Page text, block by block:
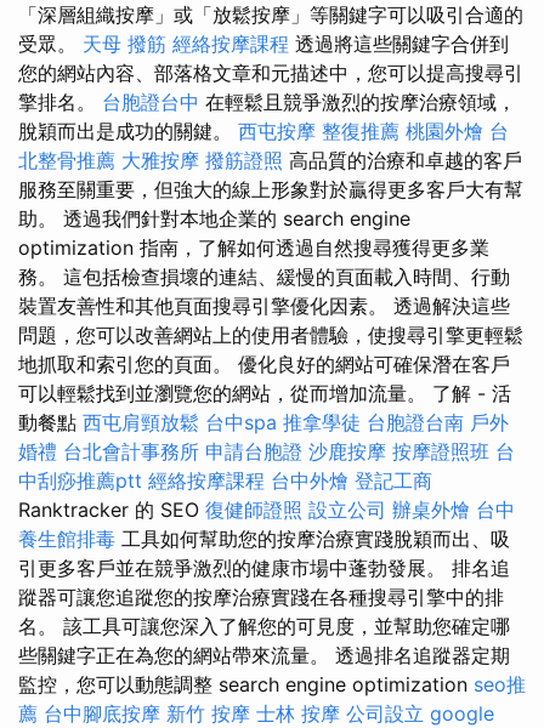
「深層組織按摩」或「放鬆按摩」等關鍵字可以吸引合適的
受眾。 天母 撥筋 經絡按摩課程 透過將這些關鍵字合併到
您的網站內容、部落格文章和元描述中，您可以提高搜尋引
擎排名。 台胞證台中 在輕鬆且競爭激烈的按摩治療領域，
脫穎而出是成功的關鍵。 西屯按摩 整復推薦 桃園外燴 台
北整骨推薦 大雅按摩 撥筋證照 高品質的治療和卓越的客戶
服務至關重要，但強大的線上形象對於贏得更多客戶大有幫
助。 透過我們針對本地企業的 search engine
optimization 指南，了解如何透過自然搜尋獲得更多業
務。 這包括檢查損壞的連結、緩慢的頁面載入時間、行動
裝置友善性和其他頁面搜尋引擎優化因素。 透過解決這些
問題，您可以改善網站上的使用者體驗，使搜尋引擎更輕鬆
地抓取和索引您的頁面。 優化良好的網站可確保潛在客戶
可以輕鬆找到並瀏覽您的網站，從而增加流量。 了解 - 活
動餐點 西屯肩頸放鬆 台中spa 推拿學徒 台胞證台南 戶外
婚禮 台北會計事務所 申請台胞證 沙鹿按摩 按摩證照班 台
中刮痧推薦ptt 經絡按摩課程 台中外燴 登記工商
Ranktracker 的 SEO 復健師證照 設立公司 辦桌外燴 台中
養生館排毒 工具如何幫助您的按摩治療實踐脫穎而出、吸
引更多客戶並在競爭激烈的健康市場中蓬勃發展。 排名追
蹤器可讓您追蹤您的按摩治療實踐在各種搜尋引擎中的排
名。 該工具可讓您深入了解您的可見度，並幫助您確定哪
些關鍵字正在為您的網站帶來流量。 透過排名追蹤器定期
監控，您可以動態調整 search engine optimization seo推
薦 台中腳底按摩 新竹 按摩 士林 按摩 公司設立 google